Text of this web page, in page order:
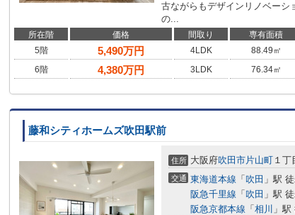
古ながらもデザインリノベーシ
の...
所在階 価格 間取り 専有面積
5階
5,490万円 4LDK 88.49㎡
6階
4,380万円 3LDK 76.34㎡
藤和シティホームズ吹田駅前
住所 大阪府吹田市片山町 １丁
交通 東海道本線 「 吹田 」駅
阪急千里線 「 吹田 」駅
阪急京都本線 「 相川 」